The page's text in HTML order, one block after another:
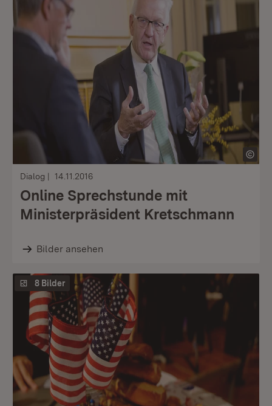
Dialog 14.11.2016
Online Sprechstunde mit
Ministerpräsident Kretschmann
Bilder ansehen
8 Bilder